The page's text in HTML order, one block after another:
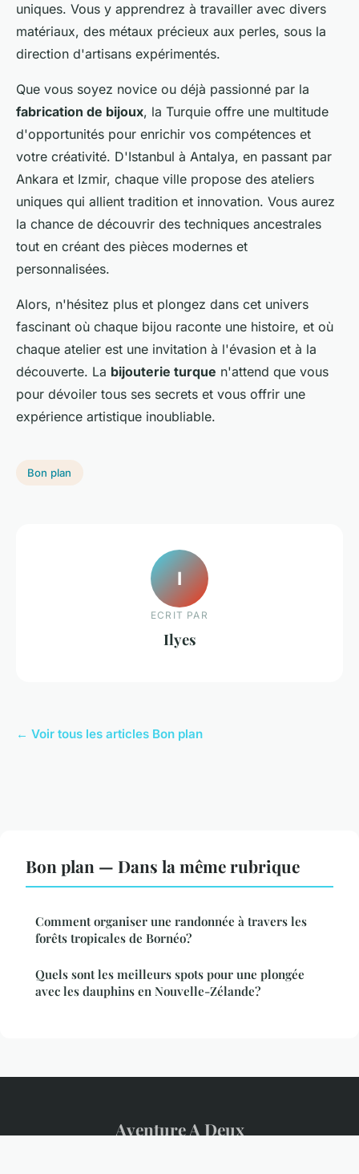
uniques. Vous y apprendrez à travailler avec divers
matériaux, des métaux précieux aux perles, sous la
direction d'artisans expérimentés.
Que vous soyez novice ou déjà passionné par la
fabrication de bijoux, la Turquie offre une multitude
d'opportunités pour enrichir vos compétences et
votre créativité. D'Istanbul à Antalya, en passant par
Ankara et Izmir, chaque ville propose des ateliers
uniques qui allient tradition et innovation. Vous aurez
la chance de découvrir des techniques ancestrales
tout en créant des pièces modernes et
personnalisées.
Alors, n'hésitez plus et plongez dans cet univers
fascinant où chaque bijou raconte une histoire, et où
chaque atelier est une invitation à l'évasion et à la
découverte. La bijouterie turque n'attend que vous
pour dévoiler tous ses secrets et vous offrir une
expérience artistique inoubliable.
Bon plan
I
ECRIT PAR
Ilyes
← Voir tous les articles Bon plan
Bon plan — Dans la même rubrique
Comment organiser une randonnée à travers les
forêts tropicales de Bornéo?
Quels sont les meilleurs spots pour une plongée
avec les dauphins en Nouvelle-Zélande?
Aventure A Deux